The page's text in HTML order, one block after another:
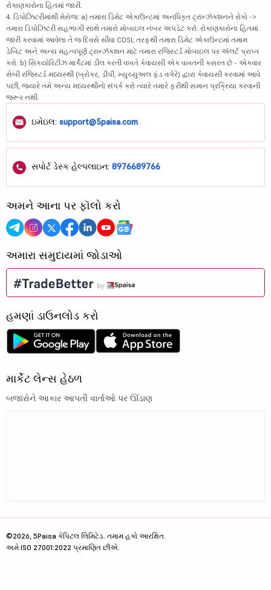
રોકાણકારોના હિતમાં જારી.
4. ડિપોઝિટરીમાંથી મેસેજ: a) તમારા ડિમેટ એકાઉન્ટમાં અનધિકૃત ટ્રાન્ઝૅક્શનને રોકો ->
તમારા ડિપોઝિટરી સહભાગી સાથે તમારો મોબાઇલ નંબર અપડેટ કરો. રોકાણકારોના હિતમાં
જારી કરવામાં આવેલા તે જ દિવસે સીધા CDSL તરફથી તમારા ડિમેટ એકાઉન્ટમાં તમામ
ડેબિટ અને અન્ય મહત્વપૂર્ણ ટ્રાન્ઝૅક્શન માટે તમારા રજિસ્ટર્ડ મોબાઇલ પર ઍલર્ટ પ્રાપ્ત
કરો. b) સિક્યોરિટીઝ માર્કેટમાં ડીલ કરતી વખતે કેવાયસી એક વખતની કસરત છે - એકવાર
સેબી રજિસ્ટર્ડ મધ્યસ્થી (બ્રોકર, ડીપી, મ્યુચ્યુઅલ ફંડ વગેરે) દ્વારા કેવાયસી કરવામાં આવે
પછી, જ્યારે તમે અન્ય મધ્યસ્થીનો સંપર્ક કરો ત્યારે તમારે ફરીથી સમાન પ્રક્રિયા કરવાની
જરૂર નથી.
ઇમેઇલ: support@5paisa.com
સપોર્ટ ડેસ્ક હેલ્પલાઇન: 8976689766
અમને આના પર ફૉલો કરો
અમારા સમુદાયમાં જોડાઓ
હમણાં ડાઉનલોડ કરો
માર્કેટ લેન્સ હેઠળ
બજારોને આકાર આપતી વાર્તાઓ પર ઊંડાણ
©2026, 5Paisa કેપિટલ લિમિટેડ. તમામ હકો આરક્ષિત.
અમે ISO 27001:2022 પ્રમાણિત છીએ.